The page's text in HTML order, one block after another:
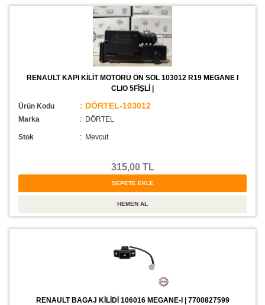
RENAULT KAPI KİLİT MOTORU ÖN SOL 103012 R19 MEGANE I
CLIO 5FİŞLİ |
Ürün Kodu : DÖRTEL-103012
Marka : DÖRTEL
Stok : Mevcut
315,00 TL
RENAULT BAGAJ KİLİDİ 106016 MEGANE-I | 7700827599